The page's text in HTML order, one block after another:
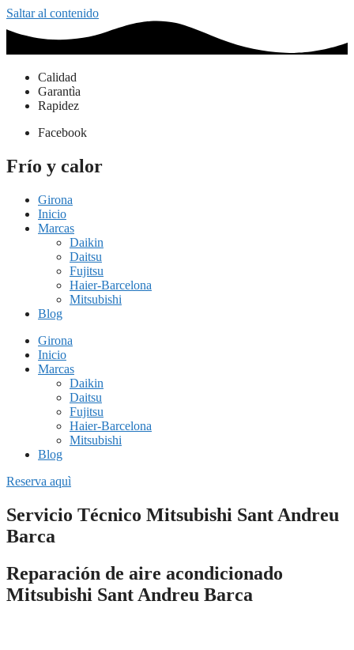
Saltar al contenido
Calidad
Garantìa
Rapidez
Facebook
Frío y calor
Girona
Inicio
Marcas
Daikin
Daitsu
Fujitsu
Haier-Barcelona
Mitsubishi
Blog
Girona
Inicio
Marcas
Daikin
Daitsu
Fujitsu
Haier-Barcelona
Mitsubishi
Blog
Reserva aquì
Servicio Técnico Mitsubishi Sant Andreu
Barca
Reparación de aire acondicionado
Mitsubishi Sant Andreu Barca